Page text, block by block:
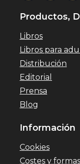
Productos,
Libros
Libros para
Distribución
Editorial
Prensa
Blog
Información
Cookies
Costes y